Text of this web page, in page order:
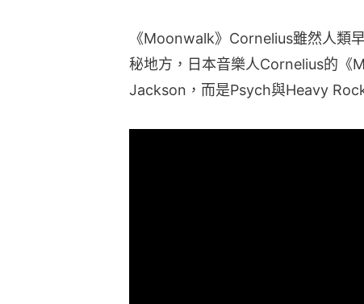
《Moonwalk》Cornelius雖然人類
秘地方，日本音樂人Cornelius的《
Jackson，而是Psych與Heavy